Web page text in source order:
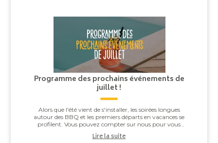
Programme des prochains événements de
juillet !
Alors que l'été vient de s'installer, les soirées longues
autour des BBQ et les premiers départs en vacances se
profilent. Vous pouvez compter sur nous pour vous
avoir préparé une belle sélectio...
Lire la suite